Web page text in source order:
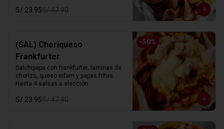
S/ 23.95S/ 47.90
-50%
(SAL) Choriqueso
Frankfurter
Salchipapa con frankfurter, laminas de
chorizo, queso edam y papas fritas.
Hasta 4 salsas a elección.
S/ 23.95S/ 47.90